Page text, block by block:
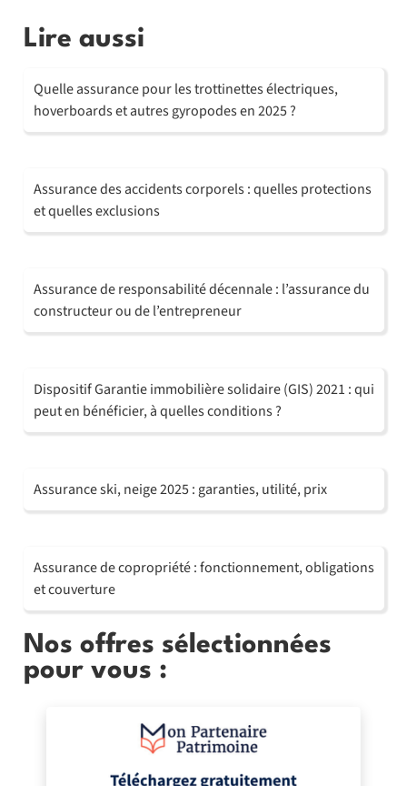
Lire aussi
Quelle assurance pour les trottinettes électriques,
hoverboards et autres gyropodes en 2025 ?
Assurance des accidents corporels : quelles protections
et quelles exclusions
Assurance de responsabilité décennale : l’assurance du
constructeur ou de l’entrepreneur
Dispositif Garantie immobilière solidaire (GIS) 2021 : qui
peut en bénéficier, à quelles conditions ?
Assurance ski, neige 2025 : garanties, utilité, prix
Assurance de copropriété : fonctionnement, obligations
et couverture
Nos offres sélectionnées
pour vous :